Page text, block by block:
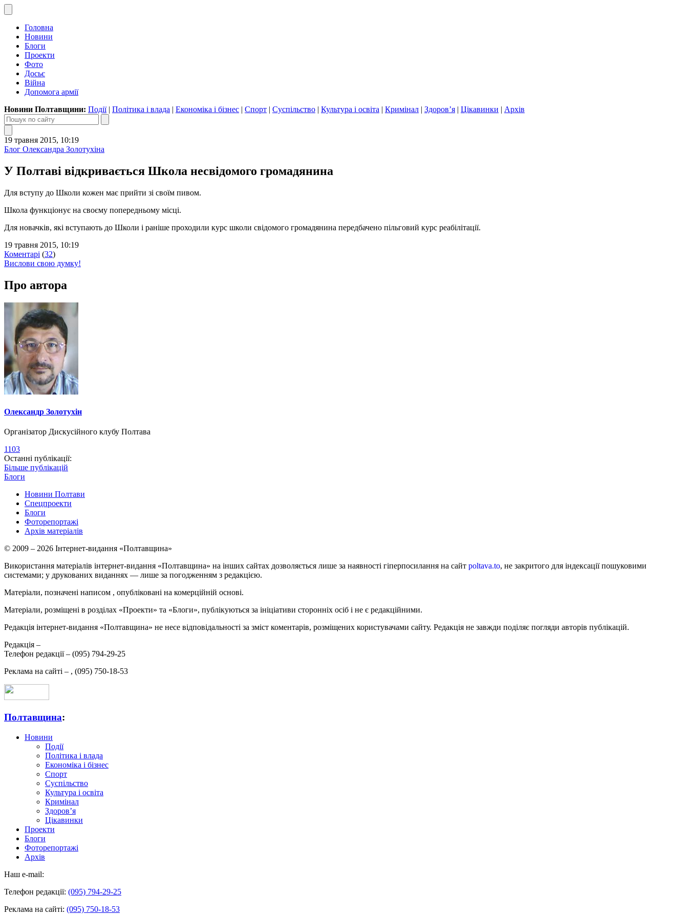
Головна
Новини
Блоги
Проекти
Фото
Досьє
Війна
Допомога армії
Новини Полтавщини: Події| Політика і влада | Економіка і бізнес | Спорт | Суспільство | Культура і освіта | Кримінал | Здоров’я | Цікавинки | Архів
19 травня 2015, 10:19
Блог Олександра Золотухіна
У Полтаві відкривається Школа несвідомого громадянина
Для вступу до Школи кожен має прийти зі своїм пивом.
Школа функціонує на своєму попередньому місці.
Для новачків, які вступають до Школи і раніше проходили курс школи свідомого громадянина передбачено пільговий курс реабілітації.
19 травня 2015, 10:19
Коментарі (32)
Вислови свою думку!
Про автора
Олександр Золотухін
Організатор Дискусійного клубу Полтава
1103
Останні публікації:
Більше публікацій
Блоги
Новини Полтави
Спецпроекти
Блоги
Фоторепортажі
Архів матеріалів
© 2009 – 2026 Інтернет-видання «Полтавщина»
Використання матеріалів інтернет-видання «Полтавщина» на інших сайтах дозволяється лише за наявності гіперпосилання на сайт poltava.to, не закритого для індексації пошуковими
системами; у друкованих виданнях — лише за погодженням з редакцією.
Матеріали, позначені написом , опубліковані на комерційній основі.
Матеріали, розміщені в розділах «Проекти» та «Блоги», публікуються за ініціативи сторонніх осіб і не є редакційними.
Редакція інтернет-видання «Полтавщина» не несе відповідальності за зміст коментарів, розміщених користувачами сайту. Редакція не завжди поділяє погляди авторів публікацій.
Редакція –
Телефон редакції – (095) 794-29-25
Реклама на сайті – , (095) 750-18-53
Полтавщина:
Новини
Події
Політика і влада
Економіка і бізнес
Спорт
Суспільство
Культура і освіта
Кримінал
Здоров’я
Цікавинки
Проекти
Блоги
Фоторепортажі
Архів
Наш e-mail:
Телефон редакції: (095) 794-29-25
Реклама на сайті: (095) 750-18-53